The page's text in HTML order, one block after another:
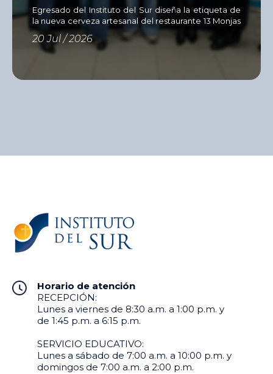
Egresado del Instituto del Sur diseña la etiqueta de
la nueva cerveza artesanal del restaurante 13 Monjas
Como parte de su compromiso con una formación
estrechamente vinculada al entorno profesional, la
Unidad Académica de Diseño del Instituto del Sur,
20 Jul / 2026
Horario de atención
RECEPCIÓN:
Lunes a viernes de 8:30 a.m. a 1:00 p.m. y
de 1:45 p.m. a 6:15 p.m.
SERVICIO EDUCATIVO:
Lunes a sábado de 7:00 a.m. a 10:00 p.m. y
domingos de 7:00 a.m. a 2:00 p.m.